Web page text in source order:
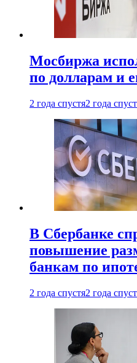
Мосбиржа
по долларам и
2 года спустя2 года
В Сбербанке
повышение
банкам по
2 года спустя2 года